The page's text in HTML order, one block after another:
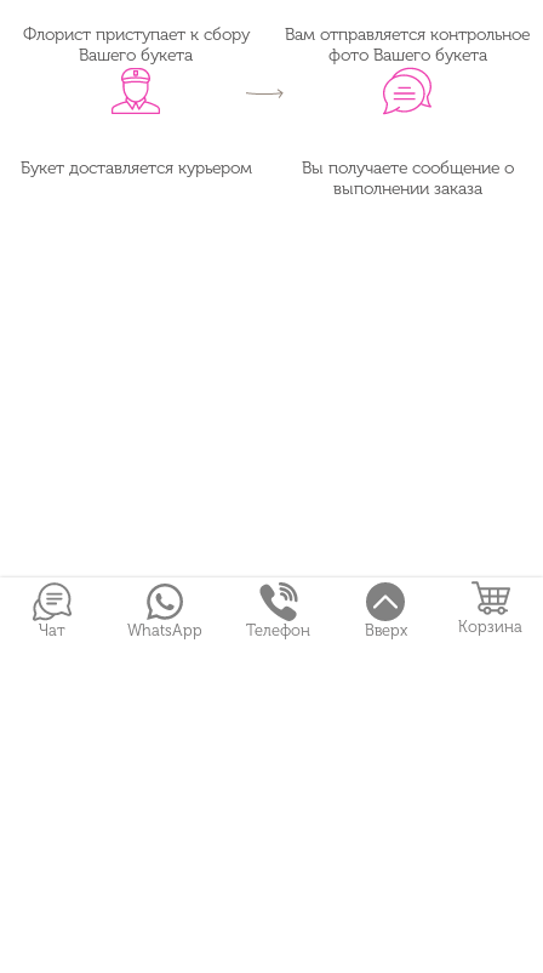
Флорист приступает к сбору
Вашего букета
Вам отправляется контрольное
фото Вашего букета
Букет доставляется курьером
Вы получаете сообщение о
выполнении заказа
Чат WhatsApp Телефон Вверх Корзина